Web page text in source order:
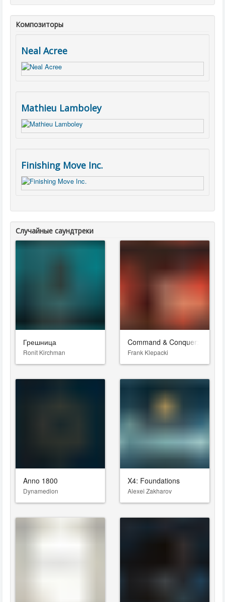
Композиторы
Neal Acree
Mathieu Lamboley
Finishing Move Inc.
Случайные саундтреки
Грешница
Ronit Kirchman
Command & Conquer: Red
Frank Klepacki
Anno 1800
Dynamedion
X4: Foundations
Alexei Zakharov